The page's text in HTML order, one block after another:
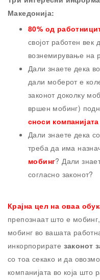
Македонија:
80% од
својот работен
вознемирување на
Дали знаете дека
дали моберот е
законот доколку
вршен мобинг)
сноси компанијата
Дали знаете дека
треба да има
мобинг? Дали
согласно законот?
Крајна цел на оваа
препознаат што е
мобинг во вашата
инкорпорирате законот
со тоа секако и да
компанијата во која што